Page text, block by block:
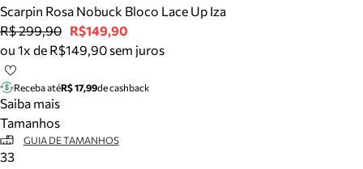
Scarpin Rosa Nobuck Bloco Lace Up Iza
R$ 299,90 R$149,90
ou 1x de R$149,90 sem juros
Receba atéR$ 17,99de cashback
Saiba mais
Tamanhos
GUIA DE TAMANHOS
33